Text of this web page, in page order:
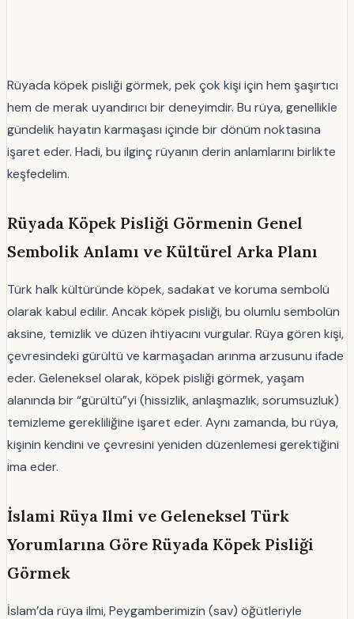
Rüyada köpek pisliği görmek, pek çok kişi için hem şaşırtıcı
hem de merak uyandırıcı bir deneyimdir. Bu rüya, genellikle
gündelik hayatın karmaşası içinde bir dönüm noktasına
işaret eder. Hadi, bu ilginç rüyanın derin anlamlarını birlikte
keşfedelim.
Rüyada Köpek Pisliği Görmenin Genel
Sembolik Anlamı ve Kültürel Arka Planı
Türk halk kültüründe köpek, sadakat ve koruma sembolü
olarak kabul edilir. Ancak köpek pisliği, bu olumlu sembolün
aksine, temizlik ve düzen ihtiyacını vurgular. Rüya gören kişi,
çevresindeki gürültü ve karmaşadan arınma arzusunu ifade
eder. Geleneksel olarak, köpek pisliği görmek, yaşam
alanında bir “gürültü”yi (hissizlik, anlaşmazlık, sorumsuzluk)
temizleme gerekliliğine işaret eder. Aynı zamanda, bu rüya,
kişinin kendini ve çevresini yeniden düzenlemesi gerektiğini
ima eder.
İslami Rüya Ilmi ve Geleneksel Türk
Yorumlarına Göre Rüyada Köpek Pisliği
Görmek
İslam’da rüya ilmi, Peygamberimizin (sav) öğütleriyle